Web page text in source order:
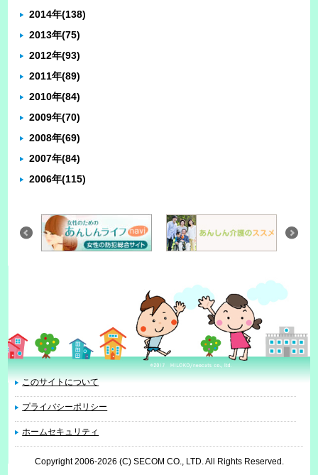
2014年(138)
2013年(75)
2012年(93)
2011年(89)
2010年(84)
2009年(70)
2008年(69)
2007年(84)
2006年(115)
このサイトについて
プライバシーポリシー
ホームセキュリティ
Copyright 2006-2026 (C) SECOM CO., LTD. All Rights Reserved.